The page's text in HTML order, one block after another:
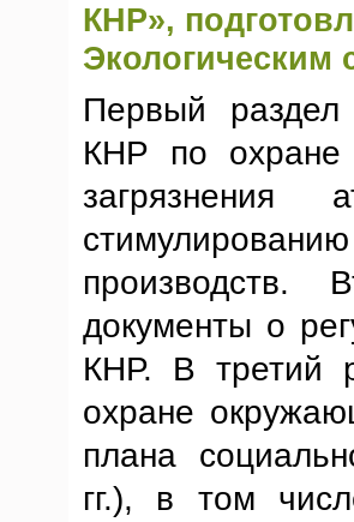
КНР»,
Экологическим
Первый раздел
КНР по охране
производств.
документы о
КНР. В третий
охране
плана
гг.), в том